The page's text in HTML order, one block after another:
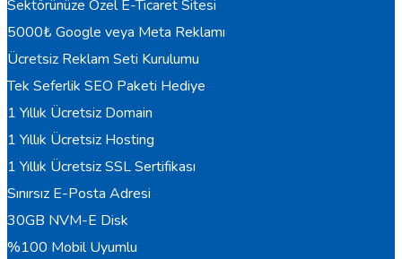
Sektörünüze Özel E-Ticaret Sitesi
5000₺ Google veya Meta Reklamı
Ücretsiz Reklam Seti Kurulumu
Tek Seferlik SEO Paketi Hediye
1 Yıllık Ücretsiz Domain
1 Yıllık Ücretsiz Hosting
1 Yıllık Ücretsiz SSL Sertifikası
Sınırsız E-Posta Adresi
30GB NVM-E Disk
%100 Mobil Uyumlu